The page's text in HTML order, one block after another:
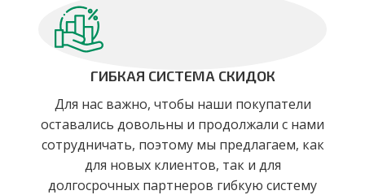
ГИБКАЯ СИСТЕМА СКИДОК
Для нас важно, чтобы наши покупатели
оставались довольны и продолжали с нами
сотрудничать, поэтому мы предлагаем, как
для новых клиентов, так и для
долгосрочных партнеров гибкую систему